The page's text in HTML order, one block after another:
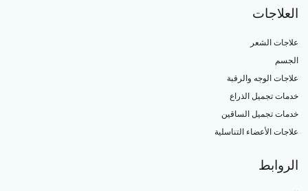
العلاجات
علاجات الشعر
الجسم
علاجات الوجه والرقبة
خدمات تجميل الذراع
خدمات تجميل الساقين
علاجات الأعضاء التناسلية
الروابط